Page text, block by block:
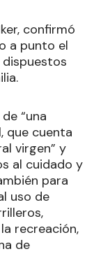
confirmó
a punto el
“una
que cuenta
virgen” y
al cuidado y
para
uso de
recreación,
de